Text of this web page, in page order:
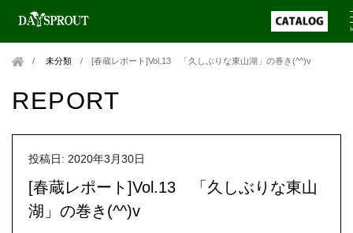
未分類 /[春蔵レポート]Vol.13 「久しぶりな東山湖」の巻き(^^)v
REPORT
投稿日: 2020年3月30日
[春蔵レポート]Vol.13 「久しぶりな東山
湖」の巻き(^^)v